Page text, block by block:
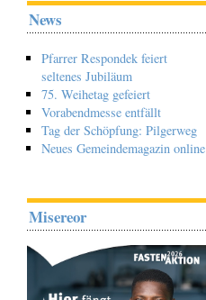
News
Pfarrer Respondek feiert
seltenes Jubiläum
75. Weihetag gefeiert
Vorabendmesse entfällt
Tag der Schöpfung: Pilgerweg
Neues Gemeindemagazin online
Misereor